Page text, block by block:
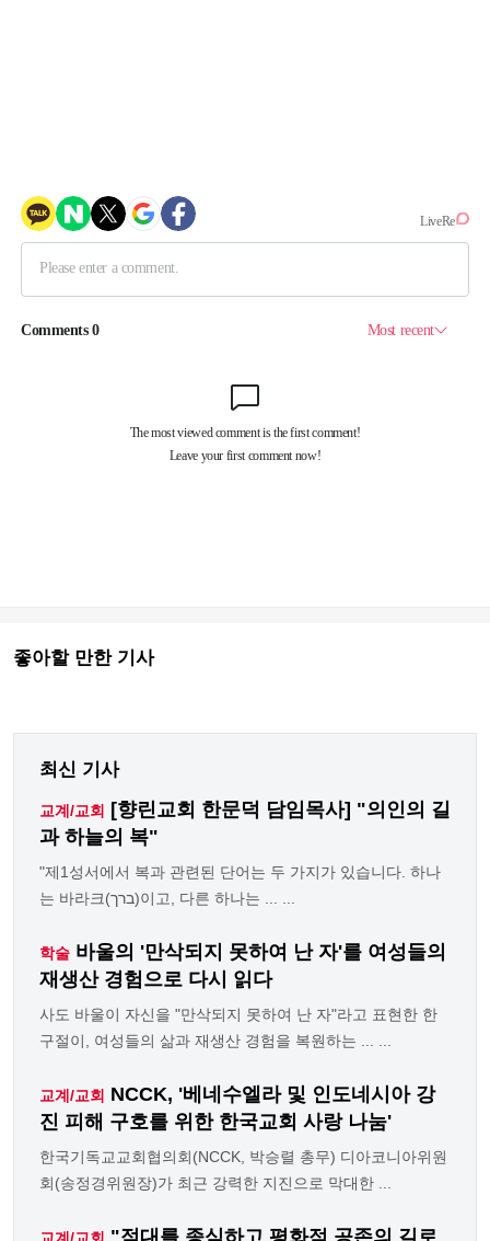
좋아할 만한 기사
최신 기사
교계/교회
[향린교회 한문덕 담임목사] "의인의 길
과 하늘의 복"
"제1성서에서 복과 관련된 단어는 두 가지가 있습니다. 하나
는 바라크(ברך)이고, 다른 하나는 ... ...
학술 바울의 '만삭되지 못하여 난 자'를 여성들의
재생산 경험으로 다시 읽다
사도 바울이 자신을 "만삭되지 못하여 난 자"라고 표현한 한
구절이, 여성들의 삶과 재생산 경험을 복원하는 ... ...
교계/교회 NCCK, '베네수엘라 및 인도네시아 강
진 피해 구호를 위한 한국교회 사랑 나눔'
한국기독교교회협의회(NCCK, 박승렬 총무) 디아코니아위원
회(송정경위원장)가 최근 강력한 지진으로 막대한 ...